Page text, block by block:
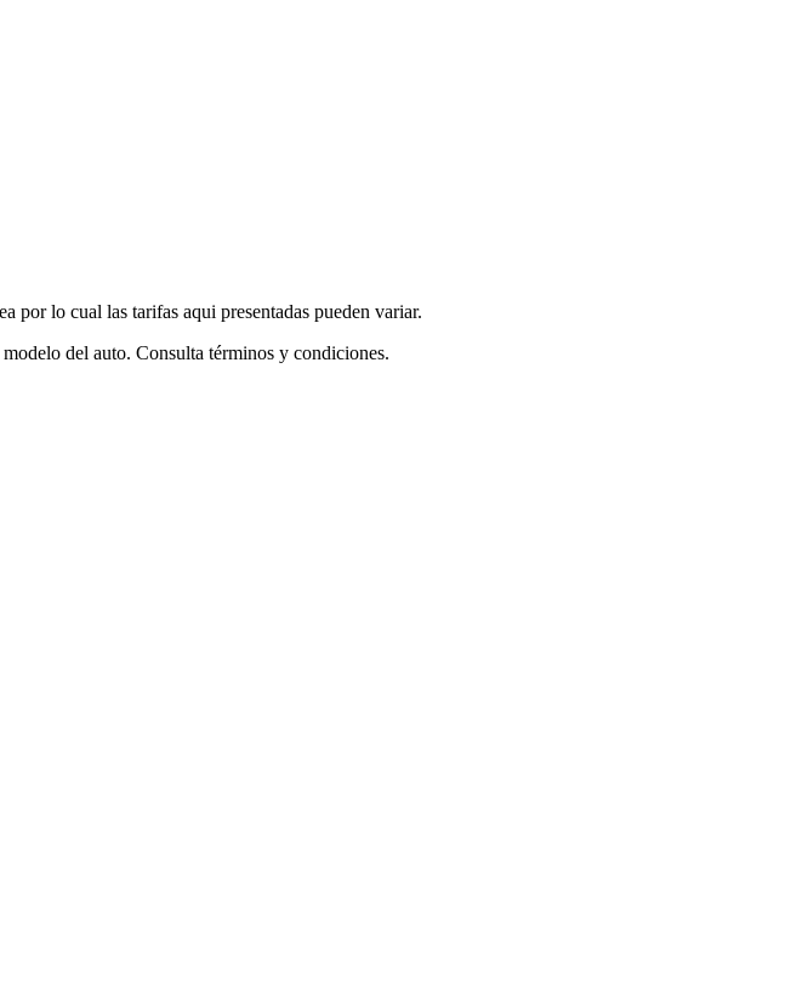
por lo cual las tarifas aqui presentadas pueden variar.
del auto. Consulta términos y condiciones.